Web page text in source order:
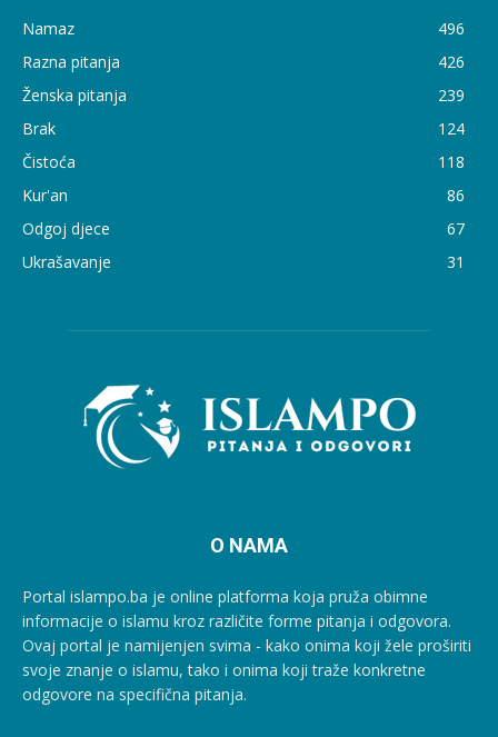
Namaz
496
Razna pitanja
426
Ženska pitanja
239
Brak
124
Čistoća
118
Kur'an
86
Odgoj djece
67
Ukrašavanje
31
O NAMA
Portal islampo.ba je online platforma koja pruža obimne
informacije o islamu kroz različite forme pitanja i odgovora.
Ovaj portal je namijenjen svima - kako onima koji žele proširiti
svoje znanje o islamu, tako i onima koji traže konkretne
odgovore na specifična pitanja.